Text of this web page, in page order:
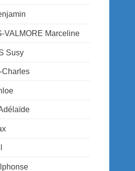
VALMORE Marceline
Susy
Charles